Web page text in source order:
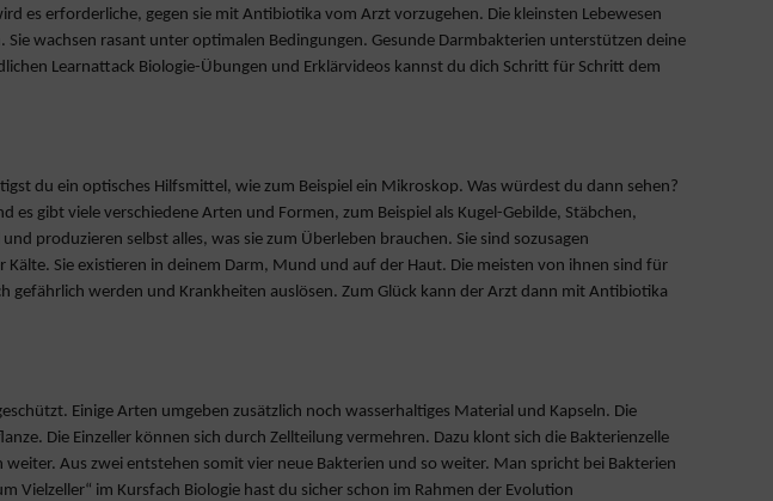
es erforderliche, gegen sie mit Antibiotika vom Arzt vorzugehen. Die kleinsten Lebewesen
wachsen rasant unter optimalen Bedingungen. Gesunde Darmbakterien unterstützen deine
Learnattack Biologie-Übungen und Erklärvideos kannst du dich Schritt für Schritt dem
du ein optisches Hilfsmittel, wie zum Beispiel ein Mikroskop. Was würdest du dann sehen?
gibt viele verschiedene Arten und Formen, zum Beispiel als Kugel-Gebilde, Stäbchen,
produzieren selbst alles, was sie zum Überleben brauchen. Sie sind sozusagen
Sie existieren in deinem Darm, Mund und auf der Haut. Die meisten von ihnen sind für
werden und Krankheiten auslösen. Zum Glück kann der Arzt dann mit Antibiotika
Einige Arten umgeben zusätzlich noch wasserhaltiges Material und Kapseln. Die
Die Einzeller können sich durch Zellteilung vermehren. Dazu klont sich die Bakterienzelle
Aus zwei entstehen somit vier neue Bakterien und so weiter. Man spricht bei Bakterien
Vielzeller“ im Kursfach Biologie hast du sicher schon im Rahmen der Evolution